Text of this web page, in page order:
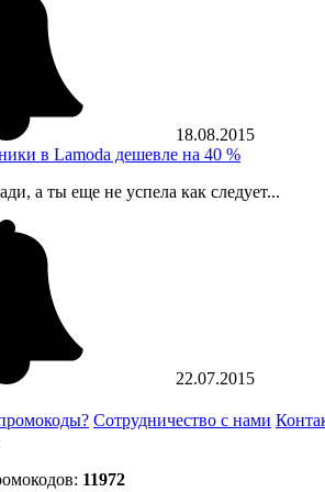
18.08.2015
в Lamoda дешевле на 40 %
а ты еще не успела как следует...
22.07.2015
Сотрудничество с нами
11972